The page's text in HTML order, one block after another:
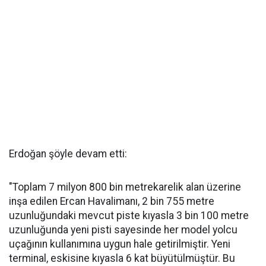
Erdoğan şöyle devam etti:
"Toplam 7 milyon 800 bin metrekarelik alan üzerine
inşa edilen Ercan Havalimanı, 2 bin 755 metre
uzunluğundaki mevcut piste kıyasla 3 bin 100 metre
uzunluğunda yeni pisti sayesinde her model yolcu
uçağının kullanımına uygun hale getirilmiştir. Yeni
terminal, eskisine kıyasla 6 kat büyütülmüştür. Bu